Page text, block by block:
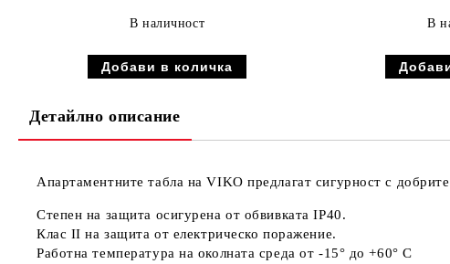
В наличност В
Детайлно описание
Апартаментните табла на VIKO предлагат сигурност с
Степен на защита осигурена от обвивката IP40.
Клас II на защита от електрическо поражение.
Работна температура на околната среда от -15° до +60° С